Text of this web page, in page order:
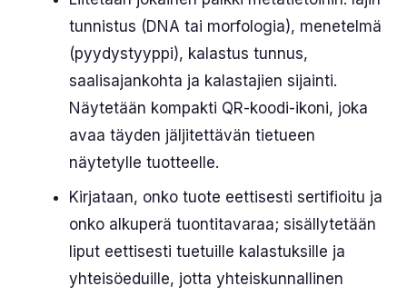
tunnistus (DNA tai morfologia), menetelmä
(pyydystyyppi), kalastus tunnus,
saalisajankohta ja kalastajien sijainti.
Näytetään kompakti QR-koodi-ikoni, joka
avaa täyden jäljitettävän tietueen
näytetylle tuotteelle.
Kirjataan, onko tuote eettisesti sertifioitu ja
onko alkuperä tuontitavaraa; sisällytetään
liput eettisesti tuetuille kalastuksille ja
yhteisöeduille, jotta yhteiskunnallinen